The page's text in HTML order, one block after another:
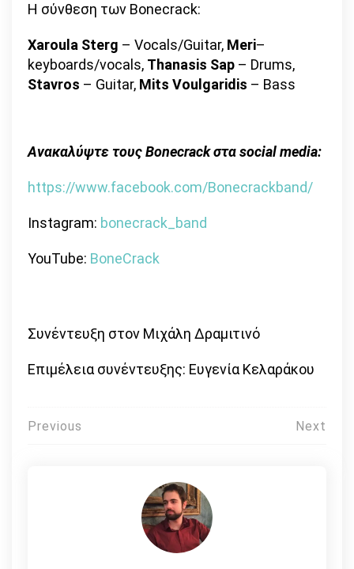
Η σύνθεση των Bonecrack:
Xaroula Sterg – Vocals/Guitar, Meri–
keyboards/vocals, Thanasis Sap – Drums,
Stavros – Guitar, Mits Voulgaridis – Bass
Ανακαλύψτε τους Bonecrack στα social media:
https://www.facebook.com/Bonecrackband/
Instagram: bonecrack_band
YouTube: BoneCrack
Συνέντευξη στον Μιχάλη Δραμιτινό
Επιμέλεια συνέντευξης: Ευγενία Κελαράκου
Πλοήγηση
Previous Next